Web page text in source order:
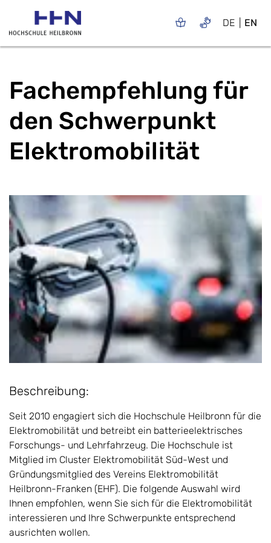
DE EN
Fachempfehlung für
den Schwerpunkt
Elektromobilität
Beschreibung:
Seit 2010 engagiert sich die Hochschule Heilbronn für die
Elektromobilität und betreibt ein batterieelektrisches
Forschungs- und Lehrfahrzeug. Die Hochschule ist
Mitglied im Cluster Elektromobilität Süd-West und
Gründungsmitglied des Vereins Elektromobilität
Heilbronn-Franken (EHF). Die folgende Auswahl wird
Ihnen empfohlen, wenn Sie sich für die Elektromobilität
interessieren und Ihre Schwerpunkte entsprechend
ausrichten wollen.